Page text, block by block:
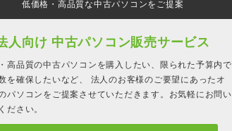
低価格・高品質な中古パソコンをご提案
人向け 中古パソコン販売サービス
高品質の中古パソコンを購入したい、限られた予算内で
を確保したいなど、 法人のお客様のご要望にあったオ
パソコンをご提案させていただきます。お気軽にお問い
ださい。